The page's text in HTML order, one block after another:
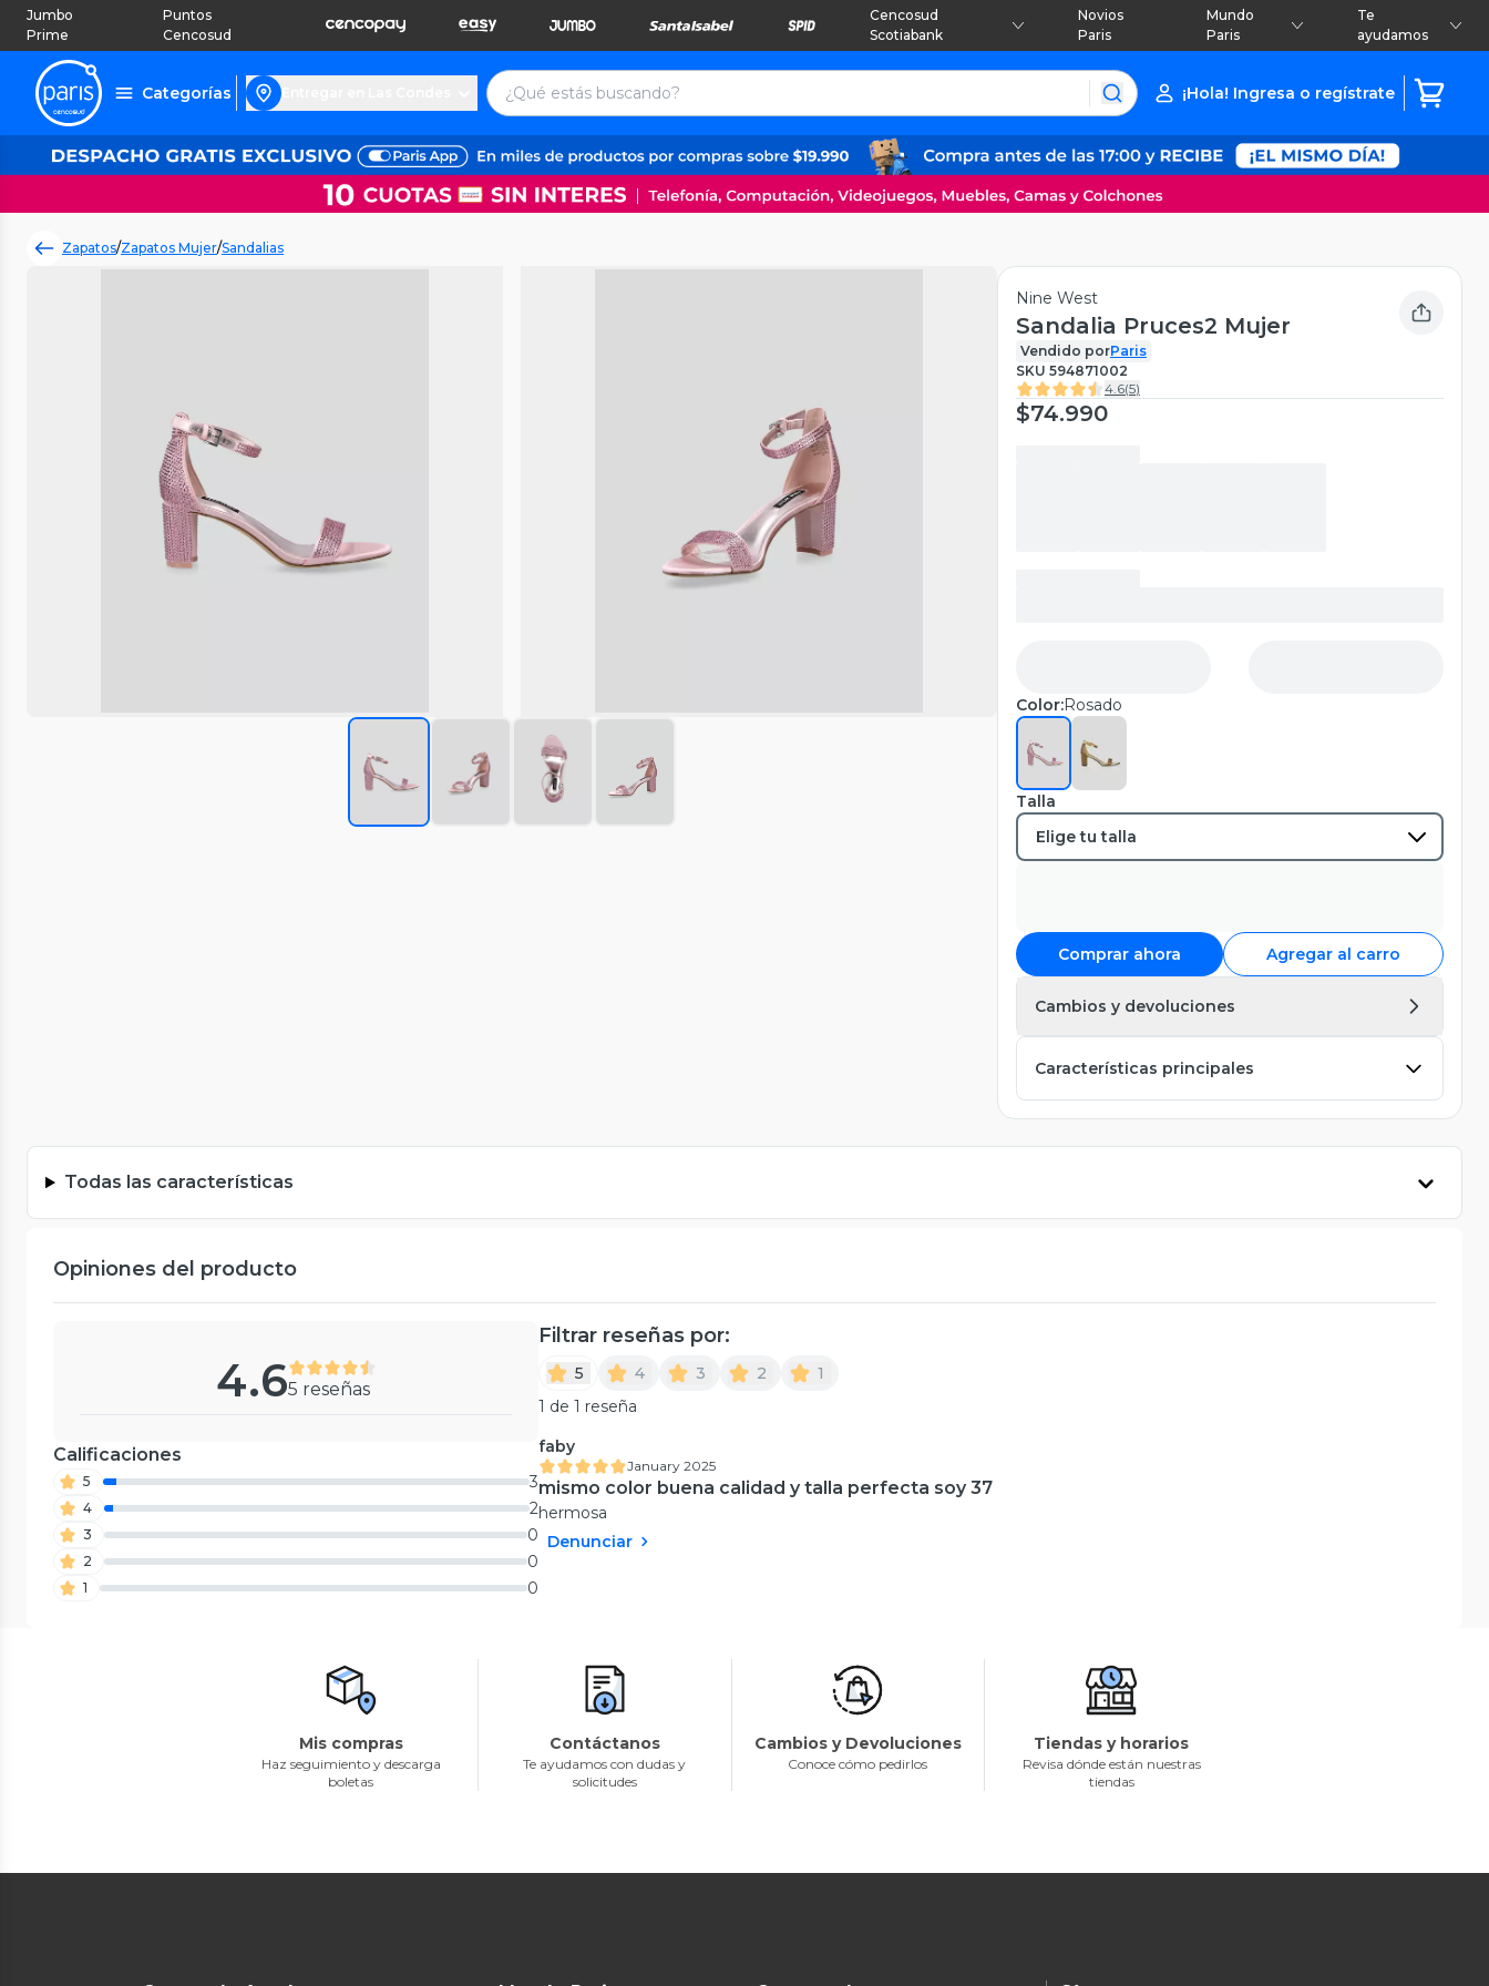
Jumbo
Prime
Puntos
Cencosud
Cencosud
Scotiabank
Novios
Paris
Mundo
Paris
Te
ayudamos
Categorías ¡Hola! Ingresa o regístrate
Zapatos/Zapatos Mujer/Sandalias
Nine West
Sandalia Pruces2 Mujer
Vendido porParis
SKU 594871002
4.6(5)
$74.990
Color:Rosado
Talla
Comprar ahora Agregar al carro
Cambios y devoluciones
Características principales
Todas las características
Opiniones del producto
4.65 reseñas
Calificaciones
5 3
4 2
3 0
2 0
1 0
Filtrar reseñas por:
5 4 3 2
1
1 de 1 reseña
faby
January 2025
mismo color buena calidad y talla perfecta soy 37
hermosa
Denunciar
Mis compras
Haz seguimiento y descarga
boletas
Contáctanos
Te ayudamos con dudas y
solicitudes
Cambios y Devoluciones
Conoce cómo pedirlos
Tiendas y horarios
Revisa dónde están nuestras
tiendas